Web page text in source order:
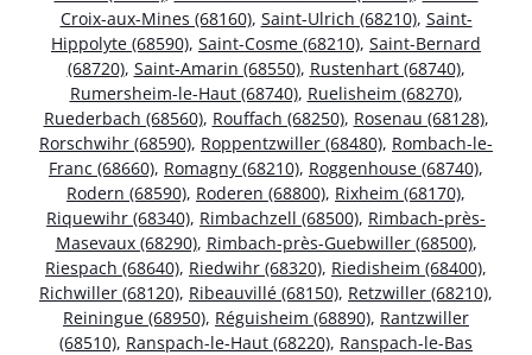
Croix-aux-Mines (68160), Saint-Ulrich (68210), Saint-
Hippolyte (68590), Saint-Cosme (68210), Saint-Bernard
(68720), Saint-Amarin (68550), Rustenhart (68740),
Rumersheim-le-Haut (68740), Ruelisheim (68270),
Ruederbach (68560), Rouffach (68250), Rosenau (68128),
Rorschwihr (68590), Roppentzwiller (68480), Rombach-le-
Franc (68660), Romagny (68210), Roggenhouse (68740),
Rodern (68590), Roderen (68800), Rixheim (68170),
Riquewihr (68340), Rimbachzell (68500), Rimbach-près-
Masevaux (68290), Rimbach-près-Guebwiller (68500),
Riespach (68640), Riedwihr (68320), Riedisheim (68400),
Richwiller (68120), Ribeauvillé (68150), Retzwiller (68210),
Reiningue (68950), Réguisheim (68890), Rantzwiller
(68510), Ranspach-le-Haut (68220), Ranspach-le-Bas